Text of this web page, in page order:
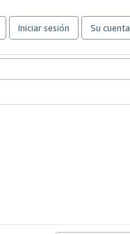
Iniciar sesión Su cuenta